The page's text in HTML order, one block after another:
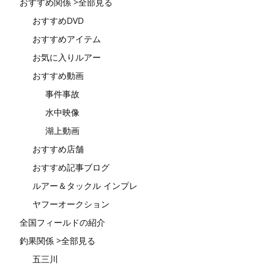
おすすめDVD
おすすめアイテム
お気に入りルアー
おすすめ動画
事件事故
水中映像
湖上動画
おすすめ店舗
おすすめ記事ブログ
ルアー＆タックル インプレ
ヤフーオークション
全国フィールドの紹介
釣果関係 >全部見る
五三川